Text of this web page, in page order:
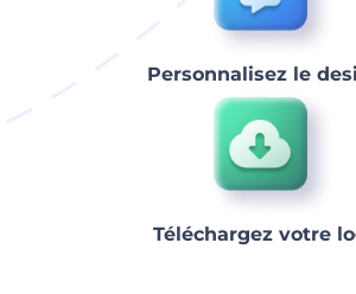
Personnalisez le
Téléchargez votre